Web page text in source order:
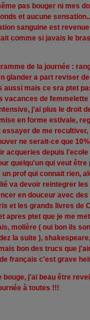
pas bouger ni mes
et aucune
sanguine est
comme si javais le
de la journée :
glander a part reviser
aussi mais ce sra ptet
vacances de
j'ai plus le droit
en forme estivale,
essayer de me
ne serait-ce que
acqueries depuis
quelqu'un qui veut
prof qui connait rien,
va devoir reintegrer
en douceur avec
et les grands livres de
apres ptet que je me
molière ( oui bon ils
la suite ),
bon des trucs que
français c'est grave
bouge, j'ai beau être
à toutes !!!